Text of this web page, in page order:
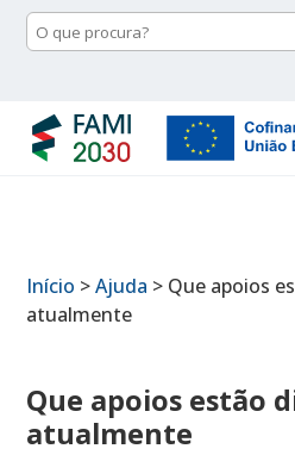
Início >Ajuda > Que apoios
atualmente
Que apoios estão
atualmente